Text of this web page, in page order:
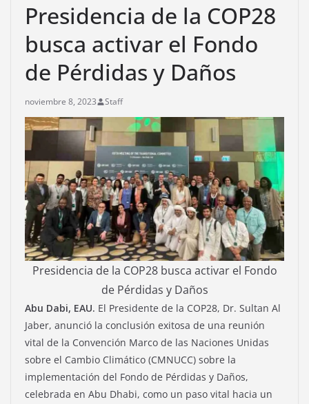
Presidencia de la COP28
busca activar el Fondo
de Pérdidas y Daños
noviembre 8, 2023 Staff
Presidencia de la COP28 busca activar el Fondo
de Pérdidas y Daños
Abu Dabi, EAU. El Presidente de la COP28, Dr. Sultan Al
Jaber, anunció la conclusión exitosa de una reunión
vital de la Convención Marco de las Naciones Unidas
sobre el Cambio Climático (CMNUCC) sobre la
implementación del Fondo de Pérdidas y Daños,
celebrada en Abu Dhabi, como un paso vital hacia un